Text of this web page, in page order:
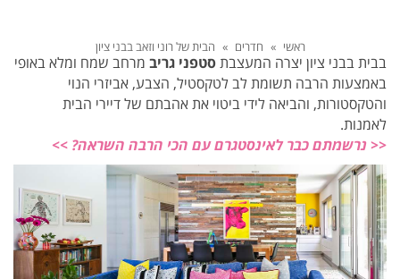
ראשי » חדרים » הבית של רוני וזאב בבני ציון
בבית בבני ציון יצרה המעצבתסטפני גריב מרחב שמח ומלא באופי
באמצעות הרבה תשומת לב לטקסטיל, הצבע, אביזרי הנוי
והטקסטורות, והביאה לידי ביטוי את אהבתם של דיירי הבית
לאמנות.
<< נרשמתם כבר לאינסטגרם עם הכי הרבה השראה? >>